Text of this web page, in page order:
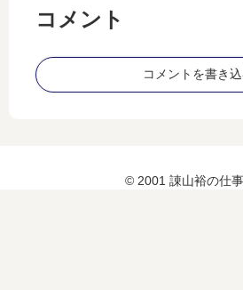
の
か
？
コメント
コメントを書き
© 2001 諌山裕の仕